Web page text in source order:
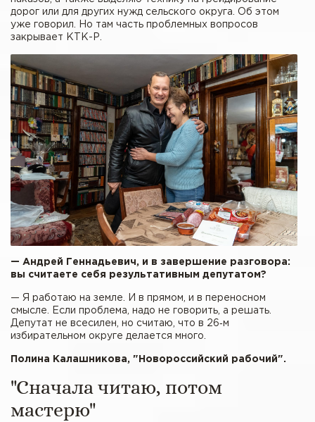
дорог или для других нужд сельского округа. Об этом
уже говорил. Но там часть проблемных вопросов
закрывает КТК-Р.
— Андрей Геннадьевич, и в завершение разговора:
вы считаете себя результативным депутатом?
— Я работаю на земле. И в прямом, и в переносном
смысле. Если проблема, надо не говорить, а решать.
Депутат не всесилен, но считаю, что в 26‑м
избирательном округе делается много.
Полина Калашникова, "Новороссийский рабочий".
"Сначала читаю, потом
мастерю"